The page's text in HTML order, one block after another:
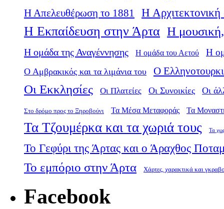
Η Απελευθέρωση το 1881
Η
Η Εκπαίδευση στην Άρτα Η μουσική,
Η ομάδα της Αναγέννησης Η ομάδα του Αετού Η
Ο Αμβρακικός και τα λιμάνια του Ο
Οι Εκκλησίες Οι Πλατείες Οι Συνοικίες Οι
Στο δρόμο προς το Ξηροβούνι Τα Μέσα Μεταφοράς Τα
Τα Τζουμέρκα και τα χωριά τους Τα
Το Γεφύρι της Άρτας και ο Άραχθος
Το εμπόριο στην Άρτα Χάρτες, χαρακτικά και
Facebook